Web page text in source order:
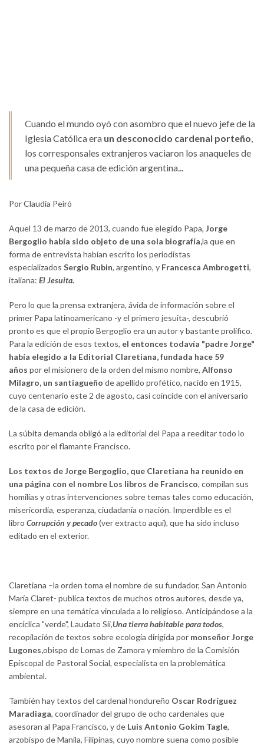
Cuando el mundo oyó con asombro que el nuevo jefe de la
Iglesia Católica era un desconocido cardenal porteño,
los corresponsales extranjeros vaciaron los anaqueles de
una pequeña casa de edición argentina...
Por Claudia Peiró
Aquel 13 de marzo de 2013, cuando fue elegido Papa, Jorge
Bergoglio había sido objeto de una sola biografía,la que en
forma de entrevista habían escrito los periodistas
especializados Sergio Rubin, argentino, y Francesca Ambrogetti,
italiana: El Jesuita.
Pero lo que la prensa extranjera, ávida de información sobre el
primer Papa latinoamericano -y el primero jesuita-, descubrió
pronto es que el propio Bergoglio era un autor y bastante prolífico.
Para la edición de esos textos, el entonces todavía "padre Jorge"
había elegido a la Editorial Claretiana, fundada hace 59
años por el misionero de la orden del mismo nombre, Alfonso
Milagro, un santiagueño de apellido profético, nacido en 1915,
cuyo centenario este 2 de agosto, casi coincide con el aniversario
de la casa de edición.
La súbita demanda obligó a la editorial del Papa a reeditar todo lo
escrito por el flamante Francisco.
Los textos de Jorge Bergoglio, que Claretiana ha reunido en
una página con el nombre Los libros de Francisco, compilan sus
homilías y otras intervenciones sobre temas tales como educación,
misericordia, esperanza, ciudadanía o nación. Imperdible es el
libro Corrupción y pecado(ver extracto aquí), que ha sido incluso
editado en el exterior.
Claretiana –la orden toma el nombre de su fundador, San Antonio
María Claret- publica textos de muchos otros autores, desde ya,
siempre en una temática vinculada a lo religioso. Anticipándose a la
encíclica "verde", Laudato Sii,Una tierra habitable para todos,
recopilación de textos sobre ecología dirigida por monseñor Jorge
Lugones,obispo de Lomas de Zamora y miembro de la Comisión
Episcopal de Pastoral Social, especialista en la problemática
ambiental.
También hay textos del cardenal hondureño Oscar Rodríguez
Maradiaga, coordinador del grupo de ocho cardenales que
asesoran al Papa Francisco, y de Luis Antonio Gokim Tagle,
arzobispo de Manila, Filipinas, cuyo nombre suena como posible